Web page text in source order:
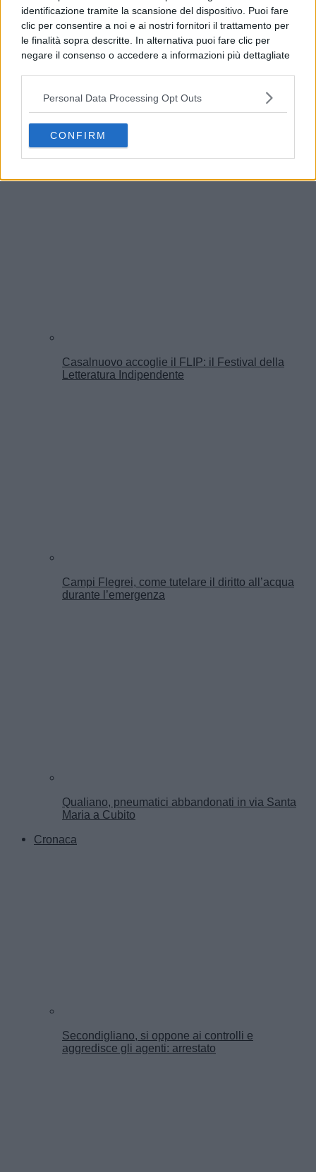
identificazione tramite la scansione del dispositivo. Puoi fare
clic per consentire a noi e ai nostri fornitori il trattamento per
le finalità sopra descritte. In alternativa puoi fare clic per
negare il consenso o accedere a informazioni più dettagliate
possono non richiedere il tuo consenso, ma hai il diritto di
opporti a tale trattamento. Le tue preferenze si
preferenze in qualsiasi momento ritornando su questo sito o
consultando la nostrainformativa sulla riservatezza.
Personal Data Processing Opt Outs
CONFIRM
Napoli, Ditto: “Trasporti estivi da potenziare entro
Casalnuovo accoglie il FLIP: il Festival della
Letteratura Indipendente
Campi Flegrei, come tutelare il diritto all’acqua
durante l’emergenza
Qualiano, pneumatici abbandonati in via Santa
Maria a Cubito
Cronaca
Secondigliano, si oppone ai controlli e
aggredisce gli agenti: arrestato